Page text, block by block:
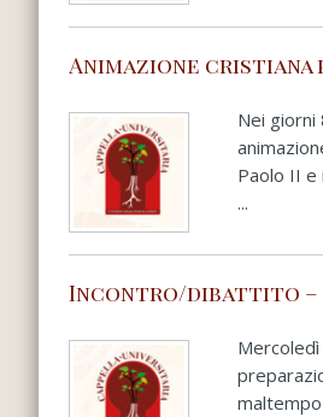
Animazione cristiana
Nei giorni
Paolo II e
...
Incontro/dibattito –